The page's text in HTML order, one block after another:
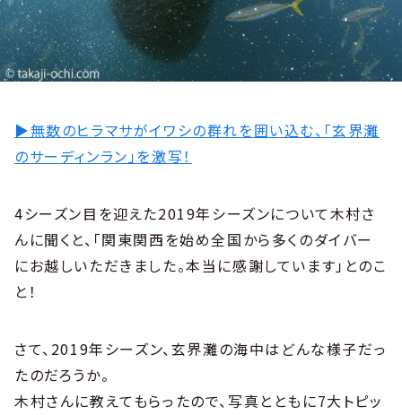
▶︎無数のヒラマサがイワシの群れを囲い込む、「玄界灘
のサーディンラン」を激写！
4シーズン目を迎えた2019年シーズンについて木村さ
んに聞くと、「関東関西を始め全国から多くのダイバー
にお越しいただきました。本当に感謝しています」とのこ
と！
さて、2019年シーズン、玄界灘の海中はどんな様子だっ
たのだろうか。
木村さんに教えてもらったので、写真とともに7大トピッ